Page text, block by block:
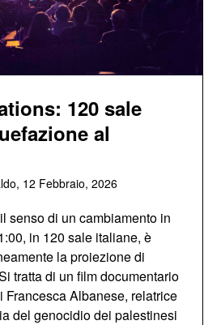
120 sale
al
12 Febbraio, 2026
senso di un cambiamento in
in 120 sale italiane, è
la proiezione di
tratta di un film documentario
Francesca Albanese, relatrice
del genocidio dei palestinesi